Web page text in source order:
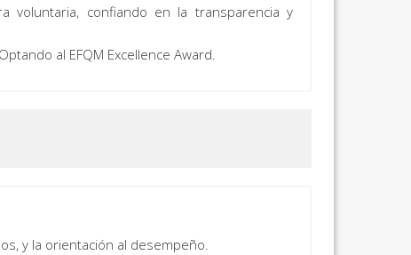
voluntaria, confiando en la transparencia y
al EFQM Excellence Award.
y la orientación al desempeño.